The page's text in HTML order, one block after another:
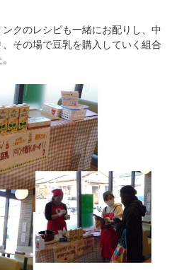
クのレシピも一緒にお配りし、中
その場で豆乳を購入していく組合